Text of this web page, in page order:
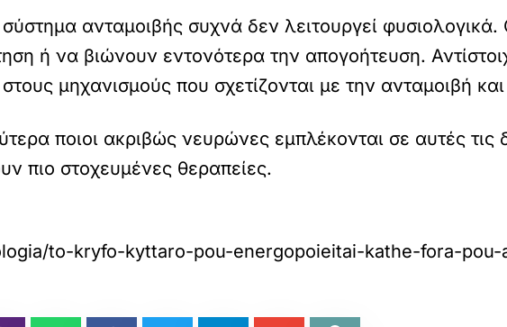
ανταμοιβής συχνά δεν λειτουργεί
ή να βιώνουν εντονότερα την απογοήτευση.
μηχανισμούς που σχετίζονται με την ανταμοιβή
ποιοι ακριβώς νευρώνες εμπλέκονται σε αυτές τις
πιο στοχευμένες θεραπείες.
to-kryfo-kyttaro-pou-energopoieitai-kathe-fora-pou-